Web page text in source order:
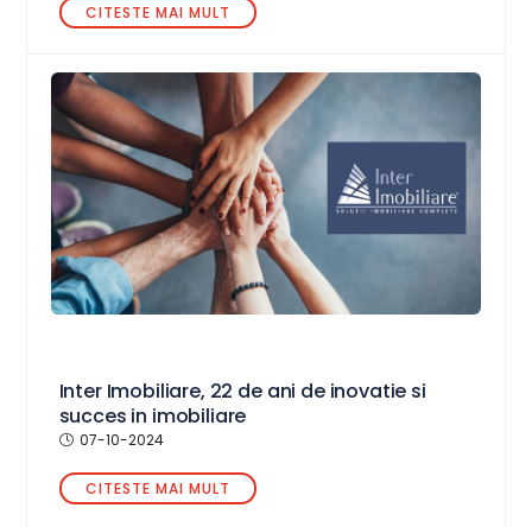
CITESTE MAI MULT
Inter Imobiliare, 22 de ani de inovatie si
succes in imobiliare
07-10-2024
CITESTE MAI MULT